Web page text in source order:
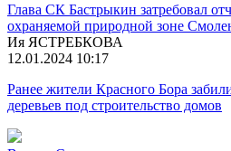
Глава СК Бастрыкин затребовал
охраняемой природной зоне
Ия ЯСТРЕБКОВА
12.01.2024 10:17
Ранее жители Красного Бора
деревьев под строительство домов